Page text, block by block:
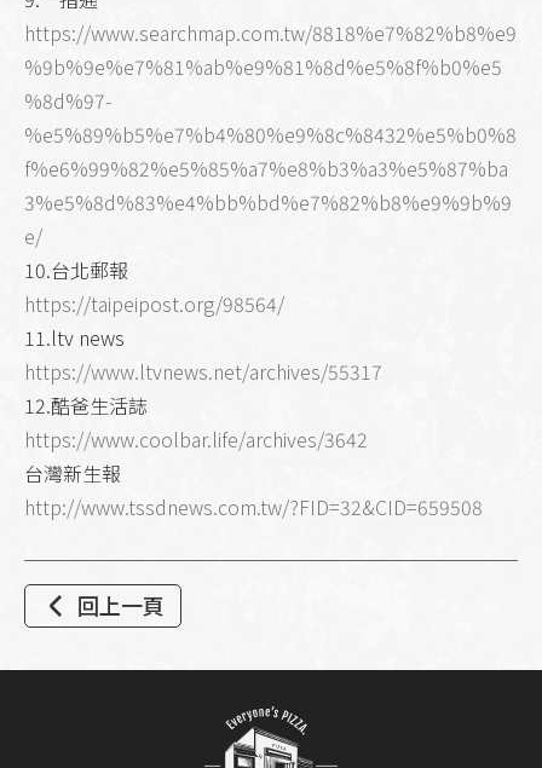
https://www.searchmap.com.tw/8818%e7%82%b8%e9
%9b%9e%e7%81%ab%e9%81%8d%e5%8f%b0%e5
%8d%97-
%e5%89%b5%e7%b4%80%e9%8c%8432%e5%b0%8
f%e6%99%82%e5%85%a7%e8%b3%a3%e5%87%ba
3%e5%8d%83%e4%bb%bd%e7%82%b8%e9%9b%9
e/
10.台北郵報
https://taipeipost.org/98564/
11.ltv news
https://www.ltvnews.net/archives/55317
12.酷爸生活誌
https://www.coolbar.life/archives/3642
台灣新生報
http://www.tssdnews.com.tw/?FID=32&CID=659508
回上一頁